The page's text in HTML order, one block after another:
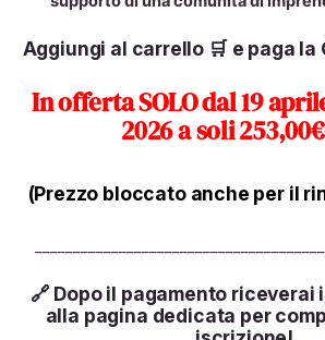
Aggiungi al carrello 🛒 e paga la
In offerta SOLO dal 19
2026 a soli
(Prezzo bloccato anche per il
🔗Dopo il pagamento riceverai
alla pagina dedicata per